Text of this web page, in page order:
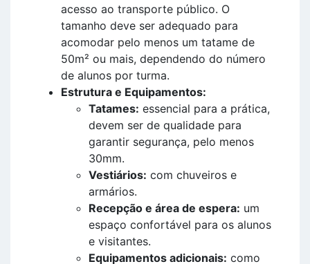
acesso ao transporte público. O
tamanho deve ser adequado para
acomodar pelo menos um tatame de
50m² ou mais, dependendo do número
de alunos por turma.
Estrutura e Equipamentos:
Tatames: essencial para a prática,
devem ser de qualidade para
garantir segurança, pelo menos
30mm.
Vestiários: com chuveiros e
armários.
Recepção e área de espera: um
espaço confortável para os alunos
e visitantes.
Equipamentos adicionais: como